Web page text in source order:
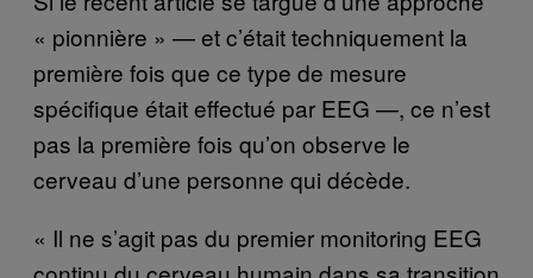
« pionnière » — et c’était techniquement la
première fois que ce type de mesure
spécifique était effectué par EEG —, ce n’est
pas la première fois qu’on observe le
cerveau d’une personne qui décède.
« Il ne s’agit pas du premier monitoring EEG